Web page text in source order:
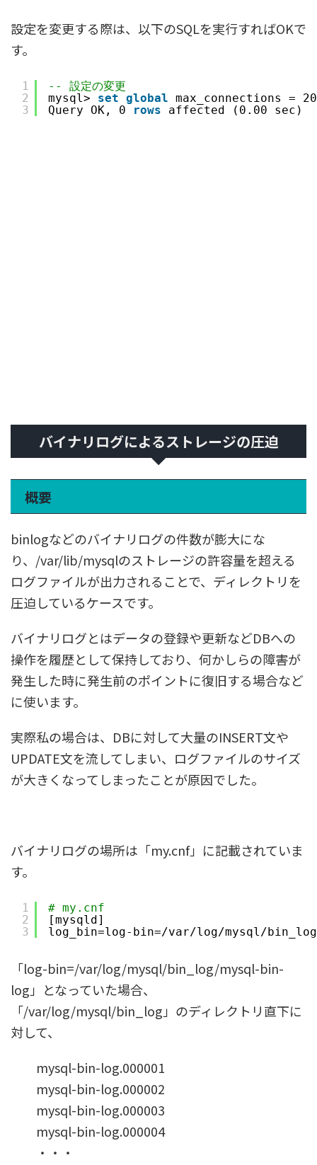
設定を変更する際は、以下のSQLを実行すればOKで
す。
1
2
3
-- 設定の変更
mysql> set global max_connections =
Query OK, 0
rows affected (0.00 sec)
バイナリログによるストレージの圧迫
概要
binlogなどのバイナリログの件数が膨大にな
り、/var/lib/mysqlのストレージの許容量を超える
ログファイルが出力されることで、ディレクトリを
圧迫しているケースです。
バイナリログとはデータの登録や更新などDBへの
操作を履歴として保持しており、何かしらの障害が
発生した時に発生前のポイントに復旧する場合など
に使います。
実際私の場合は、DBに対して大量のINSERT文や
UPDATE文を流してしまい、ログファイルのサイズ
が大きくなってしまったことが原因でした。
バイナリログの場所は「my.cnf」に記載されていま
す。
1
2
3
# my.cnf
[mysqld]
log_bin=log-bin=/var/log/mysql/
「log-bin=/var/log/mysql/bin_log/mysql-bin-
log」となっていた場合、
「/var/log/mysql/bin_log」のディレクトリ直下に
対して、
mysql-bin-log.000001
mysql-bin-log.000002
mysql-bin-log.000003
mysql-bin-log.000004
・・・